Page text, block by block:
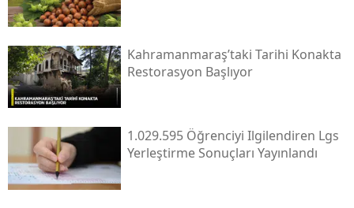
Kahramanmaraş’taki Tarihi Konakta
Restorasyon Başlıyor
1.029.595 Öğrenciyi Ilgilendiren Lgs
Yerleştirme Sonuçları Yayınlandı